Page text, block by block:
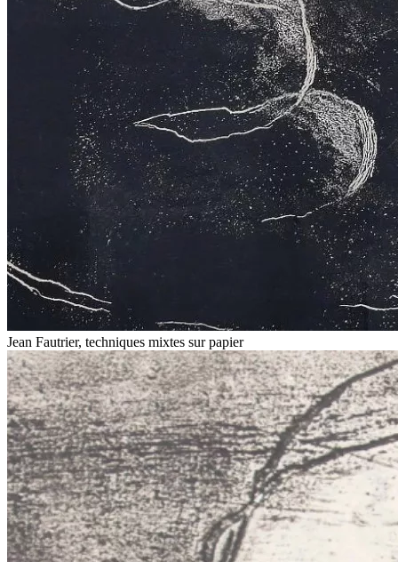
Jean Fautrier, techniques mixtes sur papier